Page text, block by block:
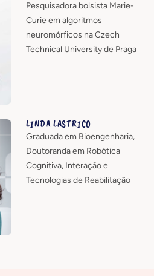
Pesquisadora bolsista Marie-
Curie em algoritmos
neuromórficos na Czech
Technical University de Praga
LINDA LASTRICO
Graduada em Bioengenharia,
Doutoranda em Robótica
Cognitiva, Interação e
Tecnologias de Reabilitação